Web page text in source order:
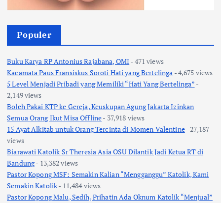
Populer
Buku Karya RP Antonius Rajabana, OMI- 471 views
Kacamata Paus Fransiskus Soroti Hati yang Bertelinga - 4,675 views
5 Level Menjadi Pribadi yang Memiliki “Hati Yang Bertelinga” -
2,149 views
Boleh Pakai KTP ke Gereja, Keuskupan Agung Jakarta Izinkan
Semua Orang Ikut Misa Offline- 37,918 views
15 Ayat Alkitab untuk Orang Tercinta di Momen Valentine- 27,187
views
Biarawati Katolik Sr Theresia Asia OSU Dilantik Jadi Ketua RT di
Bandung- 13,382 views
Pastor Kopong MSF: Semakin Kalian “Mengganggu” Katolik, Kami
Semakin Katolik- 11,484 views
Pastor Kopong Malu, Sedih, Prihatin Ada Oknum Katolik “Menjual”